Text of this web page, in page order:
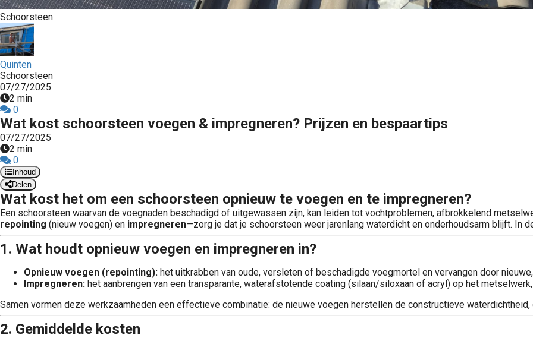
Schoorsteen
Quinten
Schoorsteen
07/27/2025
2 min
0
Wat kost schoorsteen voegen & impregneren? Prijzen en bespaartips
07/27/2025
2 min
0
Inhoud
Delen
Wat kost het om een schoorsteen opnieuw te voegen en te impregneren?
Een schoorsteen waarvan de voegnaden beschadigd of uitgewassen zijn, kan leiden tot vochtproblemen, afbrokkelend
repointing (nieuw voegen) en impregneren—zorg je dat je schoorsteen weer jarenlang waterdicht en onderhoudsarm blijft. In
1. Wat houdt opnieuw voegen en impregneren in?
Opnieuw voegen (repointing): het uitkrabben van oude, versleten of beschadigde voegmortel en vervangen door
Impregneren: het aanbrengen van een transparante, waterafstotende coating (silaan/siloxaan of acryl) op het
Samen vormen deze werkzaamheden een effectieve combinatie: de nieuwe voegen herstellen de constructieve
2. Gemiddelde kosten